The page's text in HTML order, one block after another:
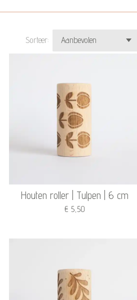
Sorteer:
Houten roller | Tulpen | 6 cm
€ 5,50